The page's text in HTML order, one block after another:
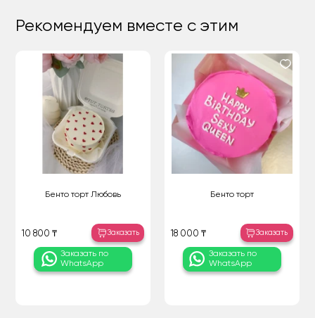
Рекомендуем вместе с этим
Бенто торт Любовь
10 800 ₸ Заказать
Заказать по
WhatsApp
Бенто торт
18 000 ₸ Заказать
Заказать по
WhatsApp